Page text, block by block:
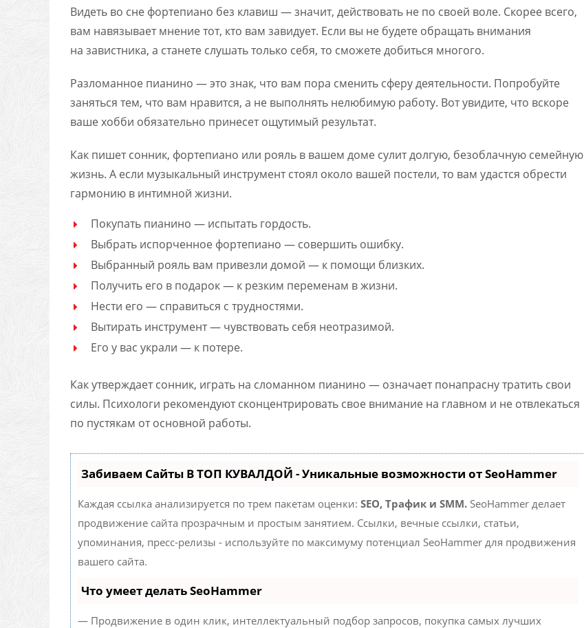
Видеть во сне фортепиано без клавиш — значит, действовать не по своей воле. Скорее всего,
вам навязывает мнение тот, кто вам завидует. Если вы не будете обращать внимания
на завистника, а станете слушать только себя, то сможете добиться многого.
Разломанное пианино — это знак, что вам пора сменить сферу деятельности. Попробуйте
заняться тем, что вам нравится, а не выполнять нелюбимую работу. Вот увидите, что вскоре
ваше хобби обязательно принесет ощутимый результат.
Как пишет сонник, фортепиано или рояль в вашем доме сулит долгую, безоблачную семейную
жизнь. А если музыкальный инструмент стоял около вашей постели, то вам удастся обрести
гармонию в интимной жизни.
Покупать пианино — испытать гордость.
Выбрать испорченное фортепиано — совершить ошибку.
Выбранный рояль вам привезли домой — к помощи близких.
Получить его в подарок — к резким переменам в жизни.
Нести его — справиться с трудностями.
Вытирать инструмент — чувствовать себя неотразимой.
Его у вас украли — к потере.
Как утверждает сонник, играть на сломанном пианино — означает понапрасну тратить свои
силы. Психологи рекомендуют сконцентрировать свое внимание на главном и не отвлекаться
по пустякам от основной работы.
Забиваем Сайты В ТОП КУВАЛДОЙ - Уникальные возможности от SeoHammer
Каждая ссылка анализируется по трем пакетам оценки: SEO, Трафик и SMM. SeoHammer делает
продвижение сайта прозрачным и простым занятием. Ссылки, вечные ссылки, статьи,
упоминания, пресс-релизы - используйте по максимуму потенциал SeoHammer для продвижения
вашего сайта.
Что умеет делать SeoHammer
— Продвижение в один клик, интеллектуальный подбор запросов, покупка самых лучших